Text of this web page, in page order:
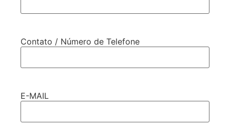
Contato / Número de Telefone
E-MAIL